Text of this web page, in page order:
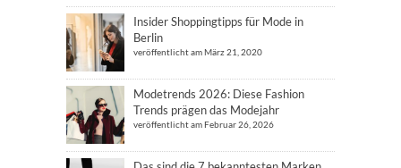
Insider Shoppingtipps für Mode in
Berlin
veröffentlicht am März 21, 2020
Modetrends 2026: Diese Fashion
Trends prägen das Modejahr
veröffentlicht am Februar 26, 2026